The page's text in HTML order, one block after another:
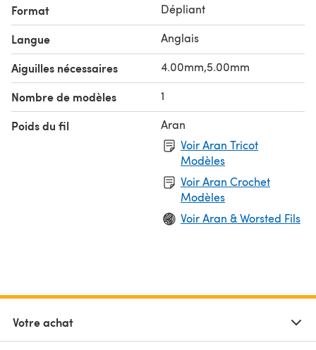
Format Dépliant
Langue Anglais
Aiguilles nécessaires 4.00mm,5.00mm
Nombre de modèles 1
Poids du fil
Aran
Voir Aran Tricot
Modèles
Voir Aran Crochet
Modèles
Voir Aran & Worsted Fils
Votre achat